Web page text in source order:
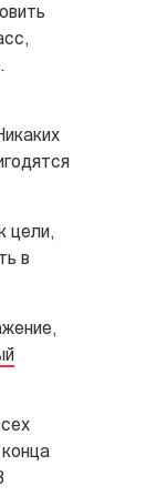
цели,
в